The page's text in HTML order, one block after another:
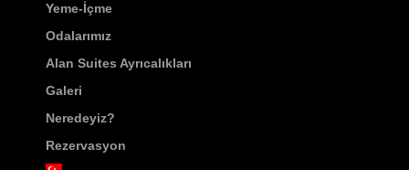
Yeme-İçme
Odalarımız
Alan Suites Ayrıcalıkları
Galeri
Neredeyiz?
Rezervasyon